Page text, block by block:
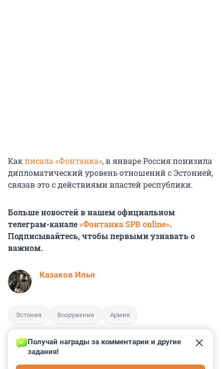
Какписала «Фонтанка», в январе Россия понизила
дипломатический уровень отношений с Эстонией,
связав это с действиями властей республики.
Больше новостей в нашем официальном
телеграм-канале«Фонтанка SPB online».
Подписывайтесь, чтобы первыми узнавать о
важном.
Казаков Илья
Эстония Вооружение Армия
Получай награды за комментарии и другие
задания!